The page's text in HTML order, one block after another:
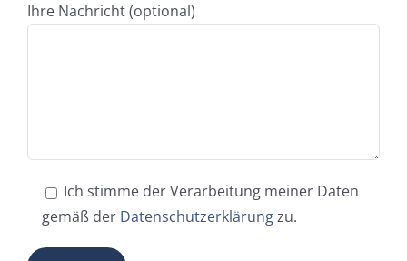
Ihre Nachricht (optional)
Ich stimme der Verarbeitung meiner Daten
gemäß der Datenschutzerklärungzu.